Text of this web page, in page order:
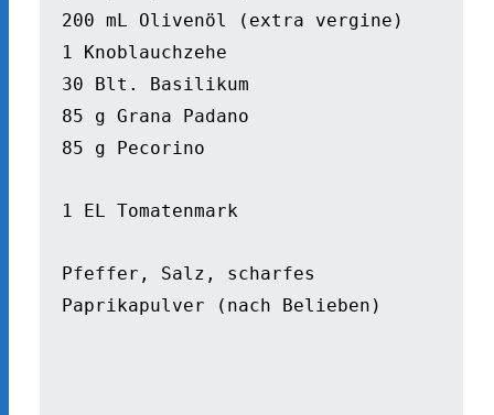
200 mL Olivenöl (extra vergine)
1 Knoblauchzehe
30 Blt. Basilikum
85 g Grana Padano
85 g Pecorino
1 EL Tomatenmark
Pfeffer, Salz, scharfes
Paprikapulver (nach Belieben)